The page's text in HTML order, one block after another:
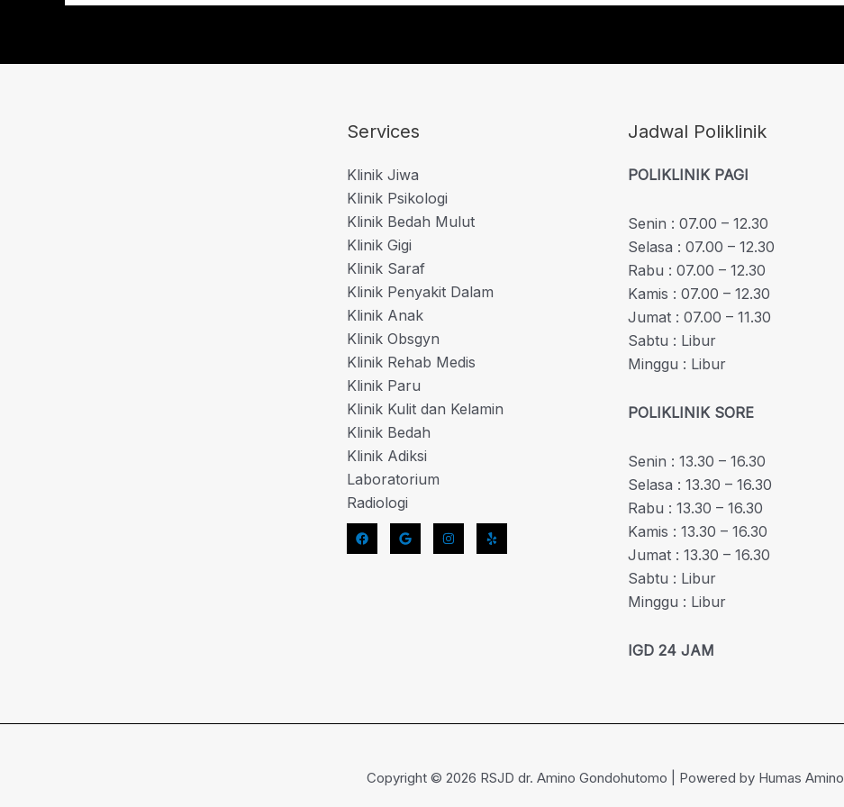
Services
Klinik Jiwa
Klinik Psikologi
Klinik Bedah Mulut
Klinik Gigi
Klinik Saraf
Klinik Penyakit Dalam
Klinik Anak
Klinik Obsgyn
Klinik Rehab Medis
Klinik Paru
Klinik Kulit dan Kelamin
Klinik Bedah
Klinik Adiksi
Laboratorium
Radiologi
Jadwal Poliklinik
POLIKLINIK PAGI
Senin : 07.00 – 12.30
Selasa : 07.00 – 12.30
Rabu : 07.00 – 12.30
Kamis : 07.00 – 12.30
Jumat : 07.00 – 11.30
Sabtu : Libur
Minggu : Libur
POLIKLINIK SORE
Senin : 13.30 – 16.30
Selasa : 13.30 – 16.30
Rabu : 13.30 – 16.30
Kamis : 13.30 – 16.30
Jumat : 13.30 – 16.30
Sabtu : Libur
Minggu : Libur
IGD 24 JAM
Copyright © 2026 RSJD dr. Amino Gondohutomo | Powered by Humas Amino